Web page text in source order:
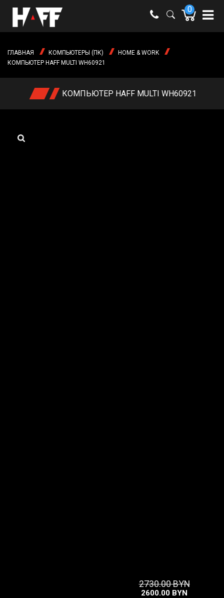
Время
18:00
0
ГЛАВНАЯ КОМПЬЮТЕРЫ (ПК)
HOME & WORK
КОМПЬЮТЕР HAFF MULTI WH60921
КОМПЬЮТЕР HAFF MULTI WH60921
2600.00 BYN
2730.00BYN